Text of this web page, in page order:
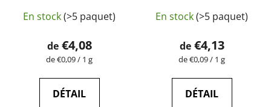
laboratoire |
GreenGuru
moyenne
du
produit
de
En stock(>5 paquet)
de€4,08
Prix
la
mesure:
de €0,09 / 1 g
DÉTAIL
laboratoire |
GreenGuru
moyenne
du
produit
de
En stock(>5 paquet)
de€4,13
Prix
la
mesure:
de €0,09 / 1 g
DÉTAIL